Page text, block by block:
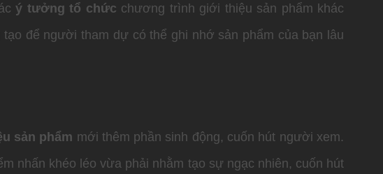
ý tưởng tổ chức chương trình giới thiệu sản phẩm khác
để người tham dự có thể ghi nhớ sản phẩm của bạn lâu
sản phẩm mới thêm phần sinh động, cuốn hút người xem.
nhấn khéo léo vừa phải nhằm tạo sự ngạc nhiên, cuốn hút